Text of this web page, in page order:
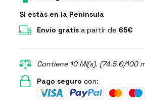
Si estás en la Península
Envío gratis a partir de 65€
Contiene 10 Ml(s). (74.5 €/100
Pago seguro con: